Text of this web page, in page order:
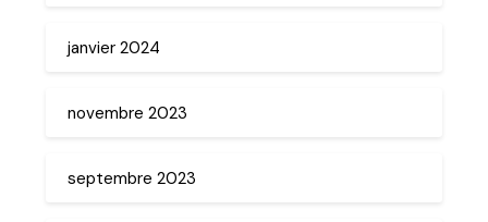
janvier 2024
novembre 2023
septembre 2023